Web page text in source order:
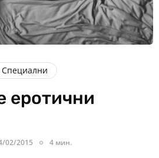
Специални
еротични
02/2015 4 мин.